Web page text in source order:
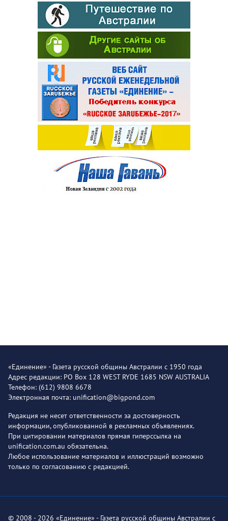
«Единение» - Газета русской общины Австралии с 1950 года
Адрес редакции: PO Box 128 WEST RYDE 1685 NSW AUSTRALIA
Телефон: (612) 9808 6678
Электронная почта: unification@bigpond.com
Редакция не несет ответственности за достоверность
информации, опубликованной в рекламных объявлениях.
При цитировании материалов прямая гиперссылка на
unification.com.au обязательна.
Любое использование материалов и иллюстраций возможно
только по согласованию с редакцией.
© 2008 - 2026 «Единение» - Газета русской общины Австралии с